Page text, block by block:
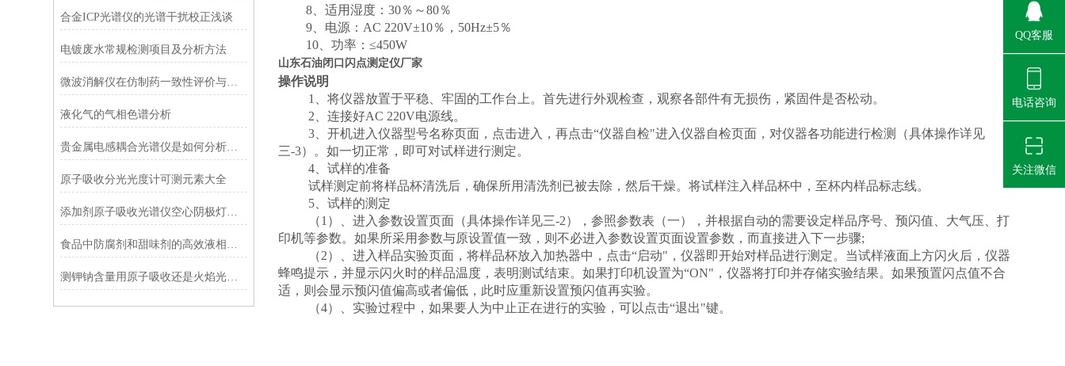
合金ICP光谱仪的光谱干扰校正浅谈
电镀废水常规检测项目及分析方法
微波消解仪在仿制药一致性评价与日常QC中的应用优势
液化气的气相色谱分析
贵金属电感耦合光谱仪是如何分析土壤中元素的？
原子吸收分光光度计可测元素大全
添加剂原子吸收光谱仪空心阴极灯的工作电流选择
食品中防腐剂和甜味剂的高效液相色谱仪（HPLC）检测方案
测钾钠含量用原子吸收还是火焰光度计
8 、适用湿度：30％～80％
9 、电源： AC 220V±10％， 50Hz±5％
10 、功率：≤450W
山东石油闭口闪点测定仪厂家
操作说明
1
、将仪器放置于平稳、牢固的工作台上。首先进行外观检查，观察各部件有无损伤，紧固件是否松动。
2 、连接好AC 220V电源线。
3 、开机进入仪器型号名称页面，点击进入，再点击“仪器自检"进入仪器自检页面，对仪器各功能进行检测（具体操作详见
三-3）。如一切正常，即可对试样进行测定。
4 、试样的准备
试样测定前将样品杯清洗后，确保所用清洗剂已被去除，然后干燥。将试样注入样品杯中，至杯内样品标志线。
5 、试样的测定
（1 ）、进入参数设置页面（具体操作详见三-2），参照参数表（一），并根据自动的需要设定样品序号、预闪值、大气压、打
印机等参数。如果所采用参数与原设置值一致，则不必进入参数设置页面设置参数，而直接进入下一步骤;
（2）、进入样品实验页面，将样品杯放入加热器中，点击“启动"，仪器即开始对样品进行测定。当试样液面上方闪火后，仪器
蜂鸣提示，并显示闪火时的样品温度，表明测试结束。如果打印机设置为“ON"，仪器将打印并存储实验结果。如果预置闪点值不合
适，则会显示预闪值偏高或者偏低，此时应重新设置预闪值再实验。
（4）、实验过程中，如果要人为中止正在进行的实验，可以点击“退出"键。
QQ客服
电话咨询
关注微信